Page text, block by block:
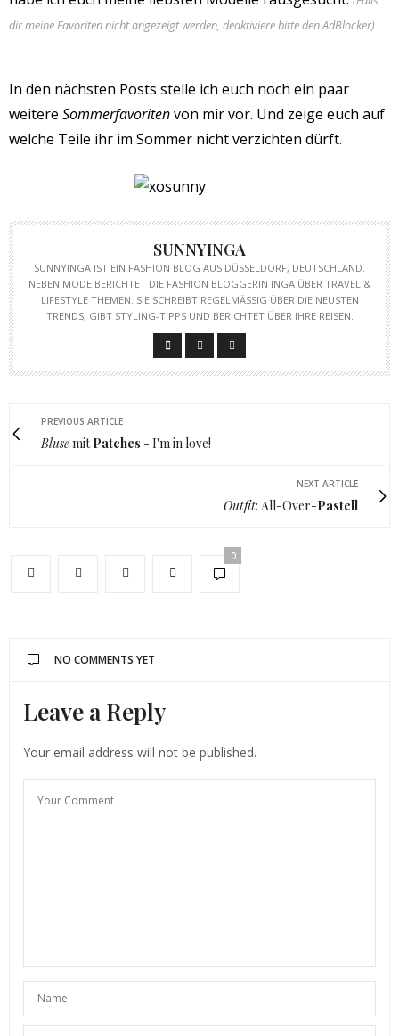
dir meine Favoriten nicht angezeigt werden, deaktiviere bitte den AdBlocker)
In den nächsten Posts stelle ich euch noch ein paar
weitere Sommerfavoritenvon mir vor. Und zeige euch auf
welche Teile ihr im Sommer nicht verzichten dürft.
SUNNYINGA
SUNNYINGA IST EIN FASHION BLOG AUS DÜSSELDORF, DEUTSCHLAND.
NEBEN MODE BERICHTET DIE FASHION BLOGGERIN INGA ÜBER TRAVEL &
LIFESTYLE THEMEN. SIE SCHREIBT REGELMÄSSIG ÜBER DIE NEUSTEN T
RENDS, GIBT STYLING-TIPPS UND BERICHTET ÜBER IHRE REISEN.
PREVIOUS ARTICLE
BlusemitPatches - I'm in love!
NEXT ARTICLE
Outfit: All-Over-Pastell
0
NO COMMENTS YET
Leave a Reply
Your email address will not be published.